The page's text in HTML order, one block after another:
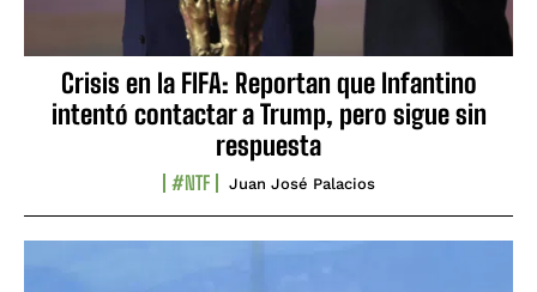
Crisis en la FIFA: Reportan que Infantino
intentó contactar a Trump, pero sigue sin
respuesta
#NTF Juan José Palacios